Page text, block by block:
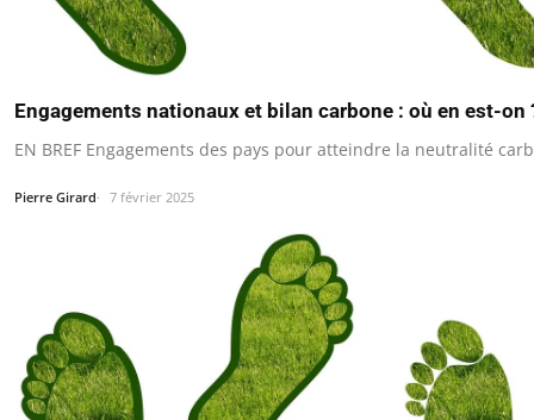
Engagements nationaux et bilan carbone : où en est-on
EN BREF Engagements des pays pour atteindre la neutralité
Pierre Girard 7 février 2025